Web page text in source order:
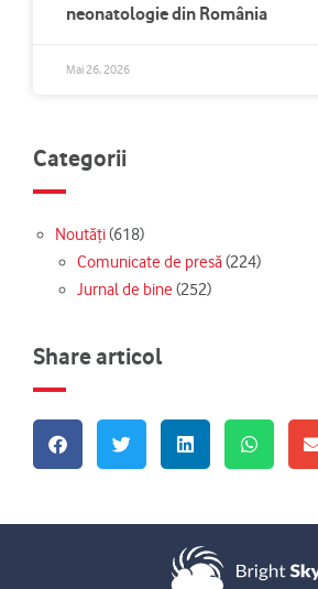
neonatologie din România
Mai 26, 2026
Categorii
Noutăți(618)
Comunicate de presă(224)
Jurnal de bine (252)
Share articol